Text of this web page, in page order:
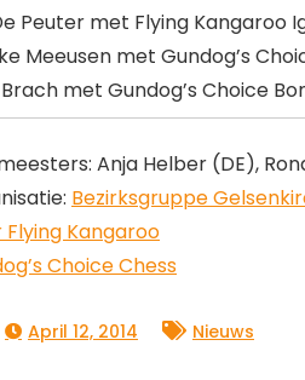
Peuter met Flying Kangaroo
Meeusen met Gundog’s
met Gundog’s Choice
Anja Helber (DE),
Bezirksgruppe
Flying Kangaroo
Choice Chess
April 12, 2014 Nieuws